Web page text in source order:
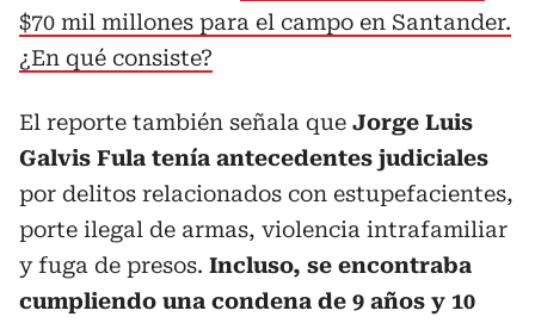
$70 mil millones para el campo en Santander.
¿En qué consiste?
El reporte también señala que Jorge Luis
Galvis Fula tenía antecedentes judiciales
por delitos relacionados con estupefacientes,
porte ilegal de armas, violencia intrafamiliar
y fuga de presos. Incluso, se encontraba
cumpliendo una condena de 9 años y 10